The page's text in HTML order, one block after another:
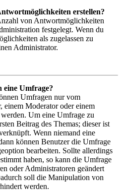
erstellen?
von Antwortmöglichkeiten
festgelegt. Wenn du
als zugelassen zu
Administrator.
eine Umfrage?
Umfragen nur vom
einem Moderator oder einem
Um eine Umfrage zu
Beitrag des Themas; dieser ist
Wenn niemand eine
können Benutzer die Umfrage
bearbeiten. Sollte allerdings
haben, so kann die Umfrage
oder Administratoren geändert
soll die Manipulation von
werden.